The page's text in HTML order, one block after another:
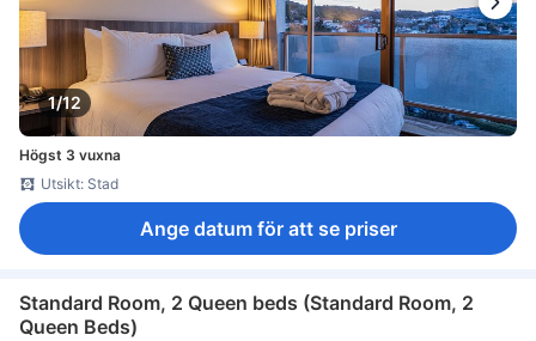
1/12
Högst 3 vuxna
Utsikt: Stad
Ange datum för att se priser
Standard Room, 2 Queen beds (Standard Room, 2
Queen Beds)